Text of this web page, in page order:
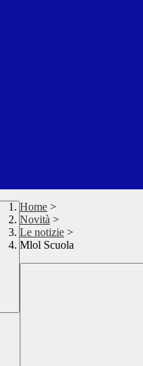
Home >
Novità >
Le notizie >
Mlol Scuola